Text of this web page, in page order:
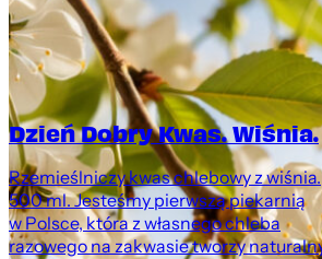
Dzień Dobry Kwas. Wiśnia.
Rzemieślniczy kwas chlebowy z wiśnia.
500 ml. Jesteśmy pierwszą piekarnią
w Polsce, która z własnego chleba
razowego na zakwasie tworzy